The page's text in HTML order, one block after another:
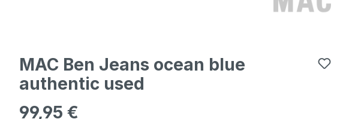
MAC Ben Jeans ocean blue
authentic used
Regulärer Preis:
99,95 €